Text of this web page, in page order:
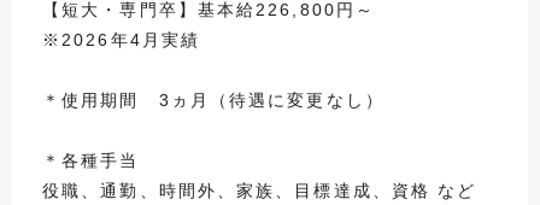
【短大・専門卒】基本給226,800円～
※2026年4月実績
＊使用期間 3ヵ月（待遇に変更なし）
＊各種手当
役職、通勤、時間外、家族、目標達成、資格 など